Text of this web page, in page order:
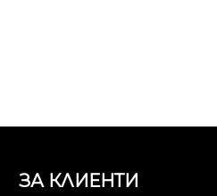
ЗА КЛИЕНТИ